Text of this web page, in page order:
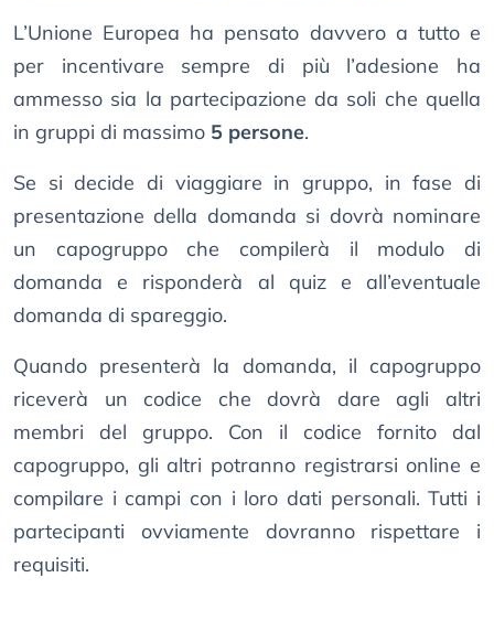
L’Unione Europea ha pensato davvero a tutto e
per incentivare sempre di più l’adesione ha
ammesso sia la partecipazione da soli che quella
in gruppi di massimo 5 persone.
Se si decide di viaggiare in gruppo, in fase di
presentazione della domanda si dovrà nominare
un capogruppo che compilerà il modulo di
domanda e risponderà al quiz e all’eventuale
domanda di spareggio.
Quando presenterà la domanda, il capogruppo
riceverà un codice che dovrà dare agli altri
membri del gruppo. Con il codice fornito dal
capogruppo, gli altri potranno registrarsi online e
compilare i campi con i loro dati personali. Tutti i
partecipanti ovviamente dovranno rispettare i
requisiti.